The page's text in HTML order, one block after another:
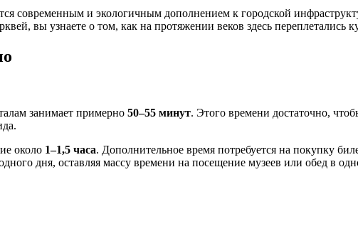
современным и экологичным дополнением к городской
вы узнаете о том, как на протяжении веков здесь
занимает примерно 50–55 минут. Этого времени достаточно,
около 1–1,5 часа. Дополнительное время потребуется на покупку
дня, оставляя массу времени на посещение музеев или обед в